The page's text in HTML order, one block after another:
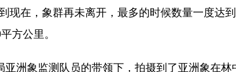
在，象群再未离开，最多的时候数量一度达
方公里。
洲象监测队员的带领下，拍摄到了亚洲象在林